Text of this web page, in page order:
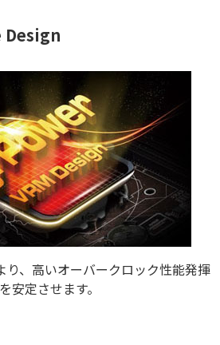
Design
り、高いオーバークロック性能発揮
安定させます。